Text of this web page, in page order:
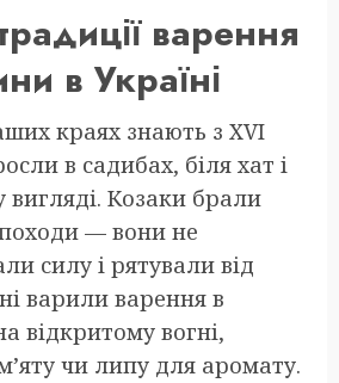
варення
в Україні
краях знають з XVI
в садибах, біля хат і
вигляді. Козаки брали
— вони не
силу і рятували від
варили варення в
відкритому вогні,
чи липу для аромату.